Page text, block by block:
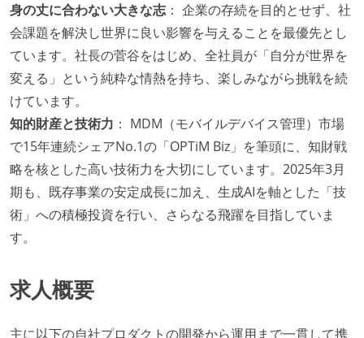
身の丈に合わない大きな志： 企業の存続を目的とせず、社
会課題を解決し世界に良い影響を与えることを最優先とし
ています。社長の菅谷をはじめ、全社員が「自分が世界を
変える」という純粋な情熱を持ち、楽しみながら挑戦を続
けています。
知的財産と技術力 ： MDM（モバイルデバイス管理）市場
で15年連続シェアNo.1の「OPTiM Biz」を筆頭に、知財戦
略を核とした高い技術力を大切にしています。2025年3月
期も、既存事業の安定成長に加え、生成AIを軸とした「技
術」への積極投資を行い、さらなる飛躍を目指していま
す。
求人概要
主に以下の自社プロダクトの開発から運用まで一貫して携